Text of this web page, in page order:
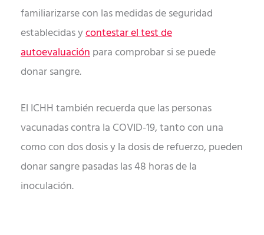
familiarizarse con las medidas de seguridad
establecidas ycontestar el test de
autoevaluaciónpara comprobar si se puede
donar sangre.
El ICHH también recuerda que las personas
vacunadas contra la COVID-19, tanto con una
como con dos dosis y la dosis de refuerzo, pueden
donar sangre pasadas las 48 horas de la
inoculación.